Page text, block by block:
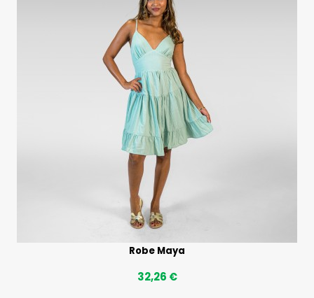
Robe Maya
32,26 €